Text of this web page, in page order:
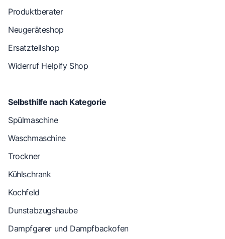
Produktberater
Neugeräteshop
Ersatzteilshop
Widerruf Helpify Shop
Selbsthilfe nach Kategorie
Spülmaschine
Waschmaschine
Trockner
Kühlschrank
Kochfeld
Dunstabzugshaube
Dampfgarer und Dampfbackofen